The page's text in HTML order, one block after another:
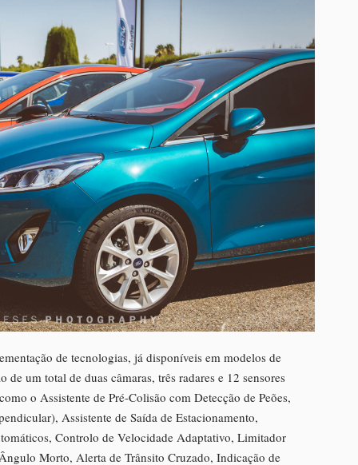
de tecnologias, já disponíveis em modelos de
um total de duas câmaras, três radares e 12 sensores
o Assistente de Pré-Colisão com Detecção de Peões,
Assistente de Saída de Estacionamento,
Controlo de Velocidade Adaptativo, Limitador
Morto, Alerta de Trânsito Cruzado, Indicação de